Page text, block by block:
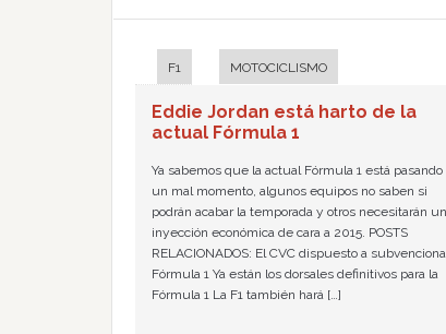
F1 MOTOCICLISMO
Eddie Jordan está harto de la
actual Fórmula 1
Ya sabemos que la actual Fórmula 1 está pasando
un mal momento, algunos equipos no saben si
podrán acabar la temporada y otros necesitarán
inyección económica de cara a 2015. POSTS
RELACIONADOS: El CVC dispuesto a
Fórmula 1 Ya están los dorsales definitivos para la
Fórmula 1 La F1 también hará […]